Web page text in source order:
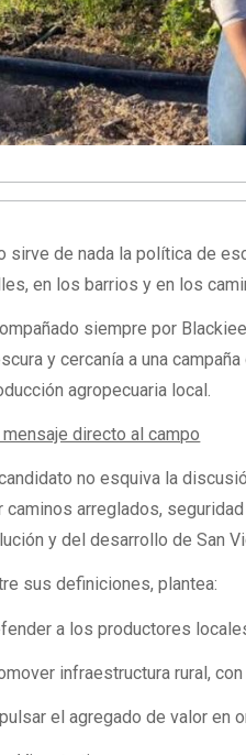
sirve de nada la política de
en los barrios y en los
siempre por
y cercanía a una
agropecuaria local.
mensaje directo al campo
no esquiva la
caminos arreglados,
y del desarrollo de San
sus definiciones, plantea:
a los productores
infraestructura rural,
el agregado de valor en